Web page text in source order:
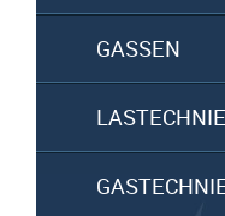
GASSEN